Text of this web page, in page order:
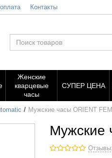
Контакты
Женские
кварцевые
часы
СУПЕР ЦЕНА
Мужские часы ORIENT
Мужские